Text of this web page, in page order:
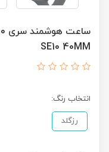
SE10 40MM
انتخاب رنگ:
رزگلد